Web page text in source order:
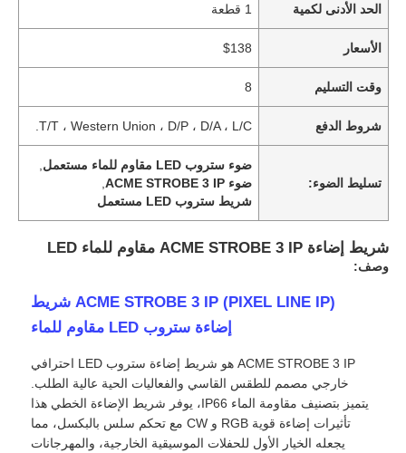
الحد الأدنى لكمية 1 قطعة
الأسعار $138
وقت التسليم 8
شروط الدفع T/T ، Western Union ، D/P ، D/A ، L/C.
تسليط الضوء:
ضوء ستروب LED مقاوم للماء مستعمل
ضوء ACME STROBE 3 IP
شريط ستروب LED مستعمل
شريط إضاءة ACME STROBE 3 IP مقاوم للماء LED
وصف:
ACME STROBE 3 IP (PIXEL LINE IP) شريط
إضاءة ستروب LED مقاوم للماء
ACME STROBE 3 IP هو شريط إضاءة ستروب LED احترافي
خارجي مصمم للطقس القاسي والفعاليات الحية عالية الطلب.
يتميز بتصنيف مقاومة الماء IP66، يوفر شريط الإضاءة الخطي هذا
تأثيرات إضاءة قوية RGB و CW مع تحكم سلس بالبكسل، مما
يجعله الخيار الأول للحفلات الموسيقية الخارجية، والمهرجانات